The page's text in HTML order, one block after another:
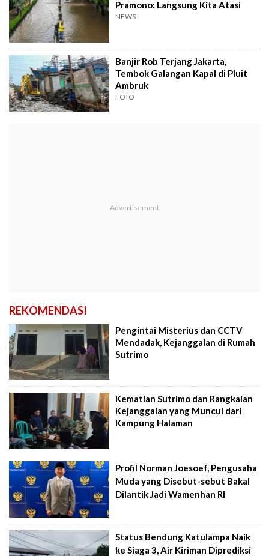
Pramono: Langsung Kita Atasi
NEWS
Banjir Rob Terjang Jakarta,
Tembok Galangan Kapal di Pluit
Ambruk
FOTO
REKOMENDASI
Pengintai Misterius dan CCTV
Mendadak, Kejanggalan di Rumah
Sutrimo
Kematian Sutrimo dan Rangkaian
Kejanggalan yang Muncul dari
Kampung Halaman
Profil Norman Joesoef, Pengusaha
Muda yang Disebut-sebut Bakal
Dilantik Jadi Wamenhan RI
Status Bendung Katulampa Naik
ke Siaga 3, Air Kiriman Diprediksi